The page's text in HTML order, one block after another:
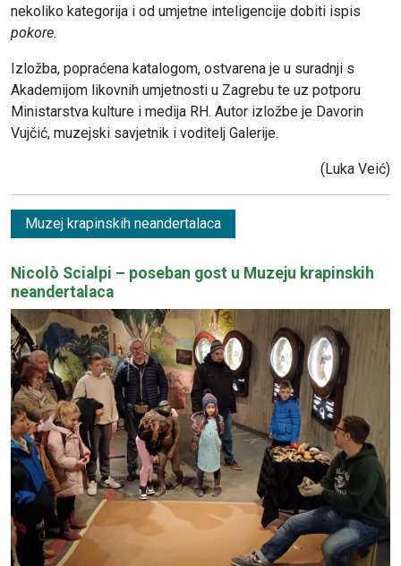
nekoliko kategorija i od umjetne inteligencije dobiti ispis
pokore.
Izložba, popraćena katalogom, ostvarena je u suradnji s
Akademijom likovnih umjetnosti u Zagrebu te uz potporu
Ministarstva kulture i medija RH. Autor izložbe je Davorin
Vujčić, muzejski savjetnik i voditelj Galerije.
(Luka Veić)
Muzej krapinskih neandertalaca
Nicolò Scialpi – poseban gost u Muzeju krapinskih
neandertalaca